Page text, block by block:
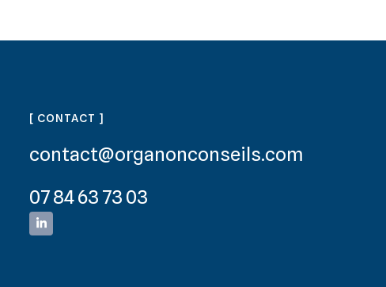
[ CONTACT ]
contact@organonconseils.com
07 84 63 73 03